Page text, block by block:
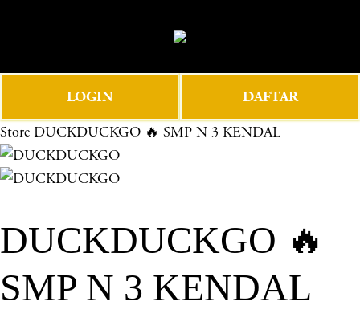
e
e
n
u
LOGIN DAFTAR
Store DUCKDUCKGO 🔥 SMP N 3 KENDAL
DUCKDUCKGO 🔥
SMP N 3 KENDAL